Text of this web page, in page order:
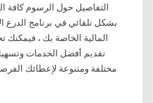
التفاصيل حول الرسوم
بشكل تلقائي في برنامج الدرع
المالية الخاصة بك ، فيمكنك
تقديم أفضل الخدمات
مختلفة ومتنوعة لإعطائك